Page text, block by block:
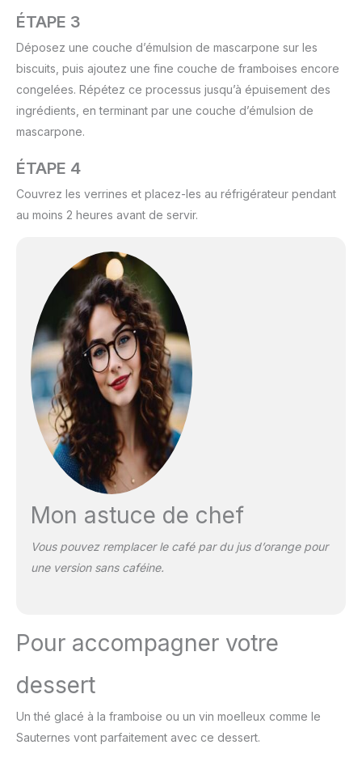
ÉTAPE 3
Déposez une couche d’émulsion de mascarpone sur les
biscuits, puis ajoutez une fine couche de framboises encore
congelées. Répétez ce processus jusqu’à épuisement des
ingrédients, en terminant par une couche d’émulsion de
mascarpone.
ÉTAPE 4
Couvrez les verrines et placez-les au réfrigérateur pendant
au moins 2 heures avant de servir.
Mon astuce de chef
Vous pouvez remplacer le café par du jus d’orange pour
une version sans caféine.
Pour accompagner votre
dessert
Un thé glacé à la framboise ou un vin moelleux comme le
Sauternes vont parfaitement avec ce dessert.